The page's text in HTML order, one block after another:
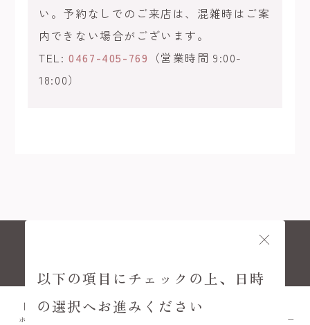
ホーム メニュー
い。予約なしでのご来店は、混雑時はご案
内できない場合がございます。
TEL:0467-405-769 （営業時間 9:00-
18:00）
以下の項目にチェックの上、日時
の選択へお進みください